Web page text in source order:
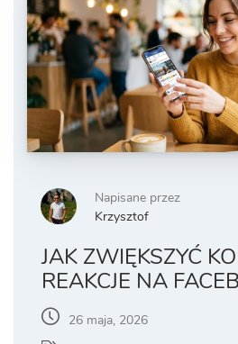
Napisane przez
Krzysztof
JAK ZWIĘKSZYĆ
REAKCJE NA
26 maja, 2026